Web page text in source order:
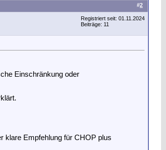
#2
Registriert seit: 01.11.2024
Beiträge: 11
Einschränkung oder
klare Empfehlung für CHOP plus